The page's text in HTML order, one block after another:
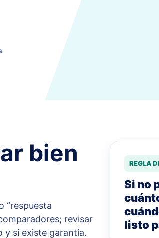
bien
“respuesta
revisar
y si existe garantía.
REGLA
Si no
listo